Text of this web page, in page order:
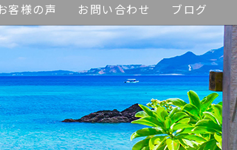
客様の声 お問い合わせ ブログ